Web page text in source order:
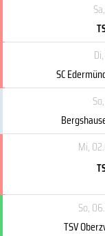
SC
Mi,
So,
TSV